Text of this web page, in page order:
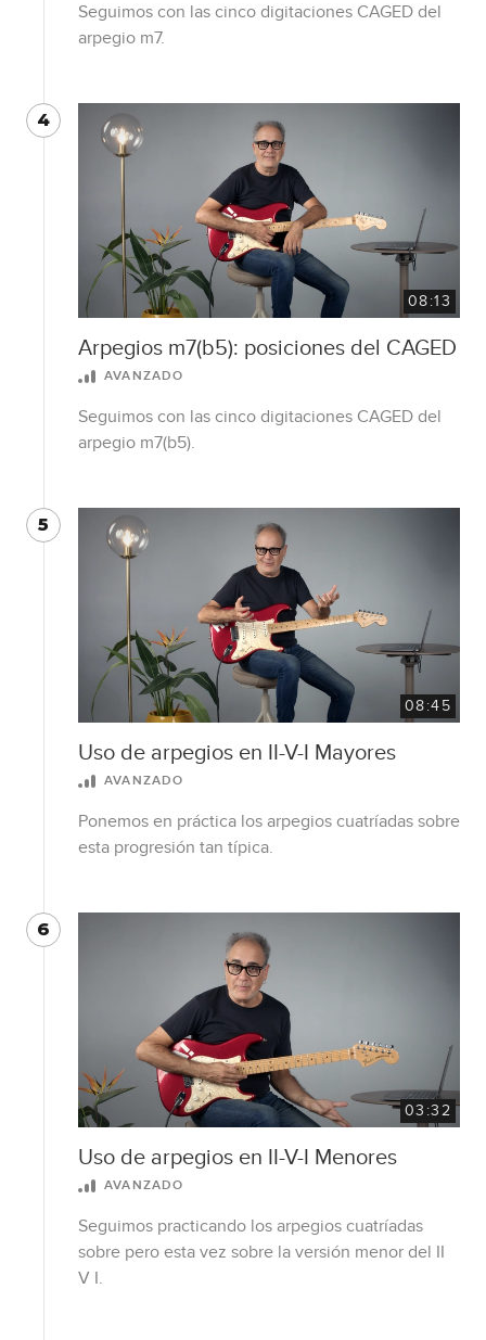
Seguimos con las cinco digitaciones CAGED del
arpegio m7.
4
08:13
Arpegios m7(b5): posiciones del CAGED
AVANZADO
Seguimos con las cinco digitaciones CAGED del
arpegio m7(b5).
5
08:45
Uso de arpegios en II-V-I Mayores
AVANZADO
Ponemos en práctica los arpegios cuatríadas sobre
esta progresión tan típica.
6
03:32
Uso de arpegios en II-V-I Menores
AVANZADO
Seguimos practicando los arpegios cuatríadas
sobre pero esta vez sobre la versión menor del II
V I.